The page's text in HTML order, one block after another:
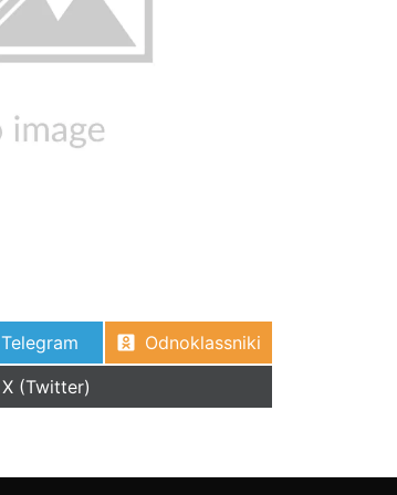
Telegram
Odnoklassniki
X (Twitter)